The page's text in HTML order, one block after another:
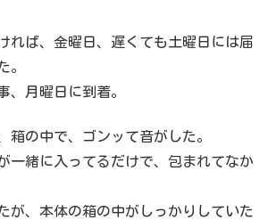
れば、金曜日、遅くても土曜日には届
。
、月曜日に到着。
箱の中で、ゴンッて音がした。
一緒に入ってるだけで、包まれてなか
が、本体の箱の中がしっかりしていた